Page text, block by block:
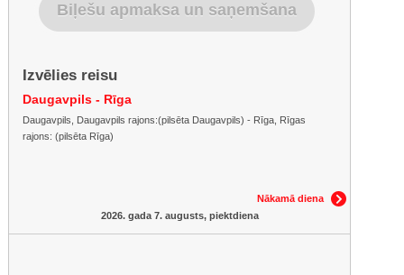
Biļešu apmaksa un saņemšana
Izvēlies reisu
Daugavpils - Rīga
Daugavpils, Daugavpils rajons:(pilsēta Daugavpils) - Rīga, Rīgas
rajons: (pilsēta Rīga)
Nākamā diena
2026. gada 7. augusts, piektdiena